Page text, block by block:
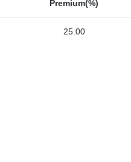
Premium(%)
25.00